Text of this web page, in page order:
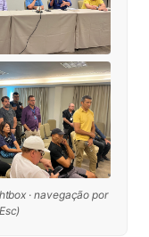
· navegação por